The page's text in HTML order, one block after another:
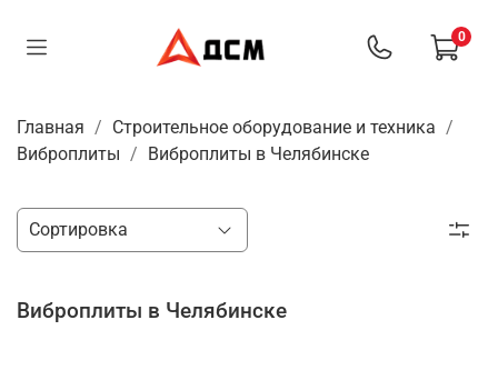
0
Главная
Строительное оборудование и техника
Виброплиты
Виброплиты в Челябинске
Виброплиты в Челябинске